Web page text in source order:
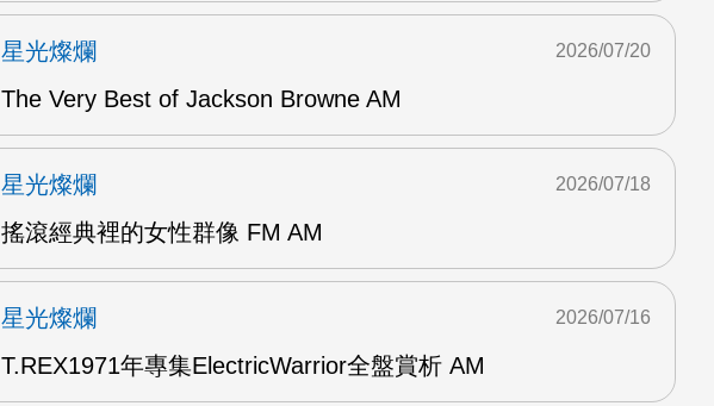
星光燦爛
The Very Best of Jackson Browne AM
2026/07/20
星光燦爛
搖滾經典裡的女性群像 FM AM
2026/07/18
星光燦爛
T.REX1971年專集ElectricWarrior全盤賞析 AM
2026/07/16